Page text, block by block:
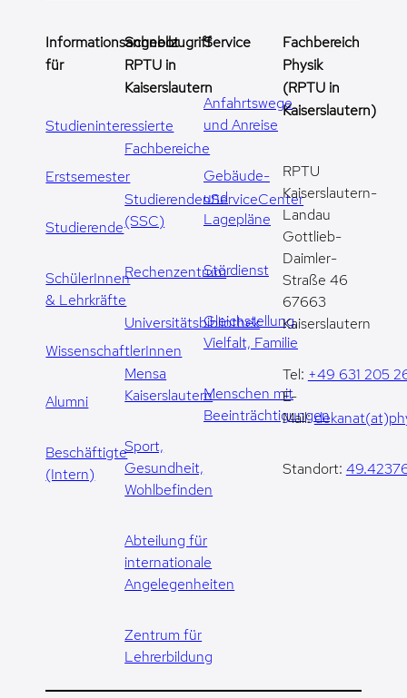
Informationsangebot
für
Studieninteressierte
Erstsemester
Studierende
SchülerInnen
& Lehrkräfte
WissenschaftlerInnen
Alumni
Beschäftigte
(Intern)
Schnellzugriff
RPTU in
Kaiserslautern
Fachbereiche
StudierendenServiceCenter
(SSC)
Rechenzentrum
Universitätsbibliothek
Mensa
Kaiserslautern
Sport,
Gesundheit,
Wohlbefinden
Abteilung für
internationale
Angelegenheiten
Zentrum für
Lehrerbildung
Service
Anfahrtswege
und Anreise
Gebäude-
und
Lagepläne
Stördienst
Gleichstellung,
Vielfalt, Familie
Menschen mit
Beeinträchtigungen
Fachbereich
Physik
(RPTU in
Kaiserslautern)
RPTU
Kaiserslautern-
Landau
Gottlieb-
Daimler-
Straße 46
67663
Kaiserslautern
Tel: +49 631 205
E-
Mail:
Standort: